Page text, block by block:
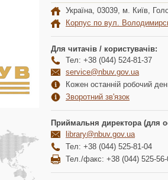
Україна, 03039, м. Київ,
Корпус по вул.
Для читачів / користувачів:
Тел: +38 (044) 524-81-37
service@nbuv.gov.ua
Кожен останній робочий
Зворотний зв'язок
Приймальня директора (для
library@nbuv.gov.ua
Тел: +38 (044) 525-81-04
Тел./факс: +38 (044) 525-56-